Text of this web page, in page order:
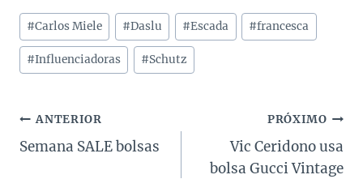
Tags
do
Post:
#Carlos Miele #Daslu #Escada #francesca
#Influenciadoras #Schutz
Navegação
de
ANTERIOR
Semana SALE bolsas
PRÓXIMO
Vic Ceridono usa
bolsa Gucci Vintage